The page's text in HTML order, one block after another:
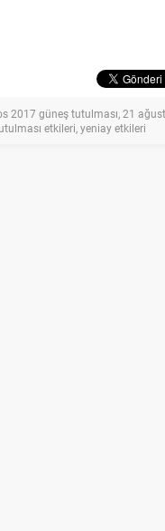
2017 güneş tutulması,21
etkileri,yeniay etkileri